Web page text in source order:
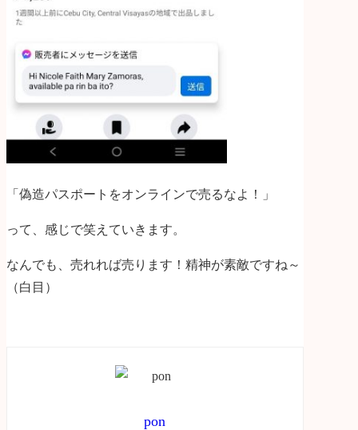
「偽造パスポートをオンラインで売るなよ！」
って、感じで笑えていきます。
なんでも、売れれば売ります！精神が素敵ですね～
（白目）
pon